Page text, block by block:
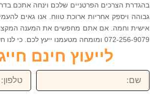
בהגדרת הצרכים הפרטניים שלכם וינחה אתכם
גבוהה ויספק אחריות ארוכת טווח. אנו גאים
אישית וחמה. אם אתם מחפשים את המענה
072-256-9079 ומומחה מטעמנו ייעץ לכם. כי לנו חשוב שתרגישו בטוחים!
לייעוץ חינם חייגו
שם: טלפון: